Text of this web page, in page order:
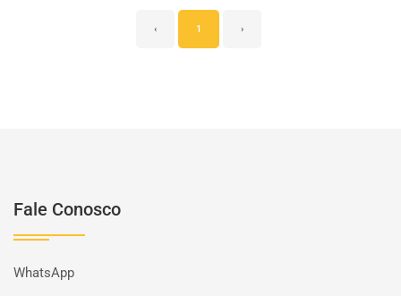
‹ 1 ›
Fale Conosco
WhatsApp